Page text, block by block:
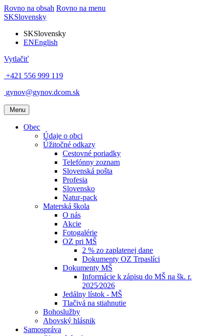
Rovno na obsah Rovno na menu
SKSlovensky
SKSlovensky
ENEnglish
Vytlačiť
+421 556 999 119
gynov@gynov.dcom.sk
Menu
Obec
Údaje o obci
Úžitočné odkazy
Cestovné poriadky
Telefónny zoznam
Slovenská pošta
Profesia
Slovensko
Natur-pack
Materská škola
O nás
Akcie
Fotogalérie
OZ pri MŠ
2 % zo zaplatenej dane
Dokumenty OZ Trpaslíci
Dokumenty MŠ
Informácie k zápisu do MŠ na šk. r.
2025⁄2026
Jedálny lístok - MŠ
Tlačivá na stiahnutie
Bohoslužby
Abovský hlásnik
Samospráva